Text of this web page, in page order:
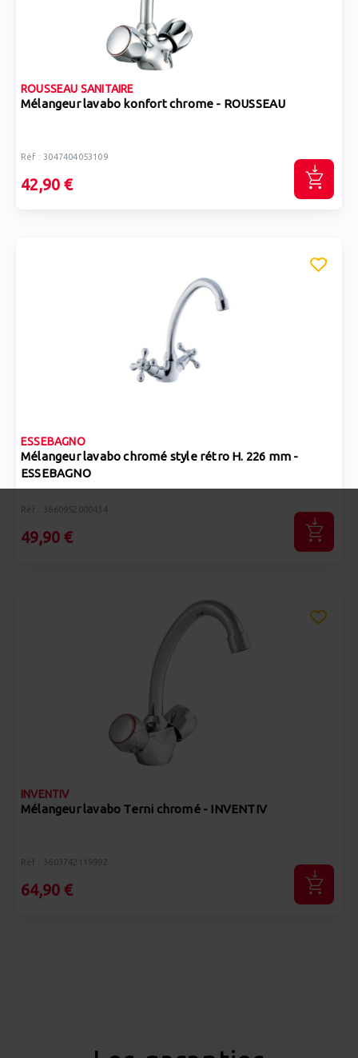
ROUSSEAU SANITAIRE
Mélangeur lavabo konfort chrome - ROUSSEAU
Réf : 3047404053109
42,90 €
ESSEBAGNO
Mélangeur lavabo chromé style rétro H. 226 mm -
ESSEBAGNO
Réf : 3660952000434
49,90 €
INVENTIV
Mélangeur lavabo Terni chromé - INVENTIV
Réf : 3603742119992
64,90 €